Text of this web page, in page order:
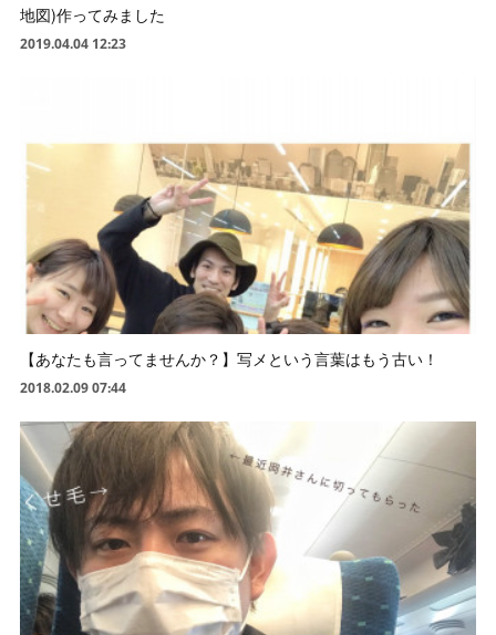
地図)作ってみました
2019.04.04 12:23
【あなたも言ってませんか？】写メという言葉はもう古い！
2018.02.09 07:44